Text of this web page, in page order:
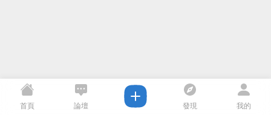
首頁 論壇 發現 我的